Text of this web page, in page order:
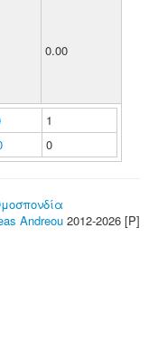
0.00
1
0
Andreou 2012-2026 [P]